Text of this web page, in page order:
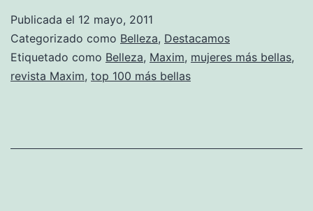
Publicada el 12 mayo, 2011
Categorizado como Belleza, Destacamos
Etiquetado como Belleza, Maxim, mujeres más bellas,
revista Maxim, top 100 más bellas